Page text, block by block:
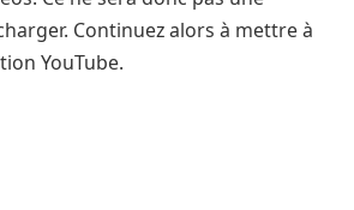
Continuez alors à mettre à
YouTube.